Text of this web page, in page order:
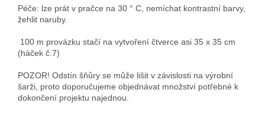
Péče: lze prát v pračce na 30 ° C, nemíchat kontrastní barvy,
žehlit naruby.
100 m provázku stačí na vytvoření čtverce asi 35 x 35 cm
(háček č.7)
POZOR! Odstín šňůry se může lišit v závislosti na výrobní
šarži, proto doporučujeme objednávat množství potřebné k
dokončení projektu najednou.